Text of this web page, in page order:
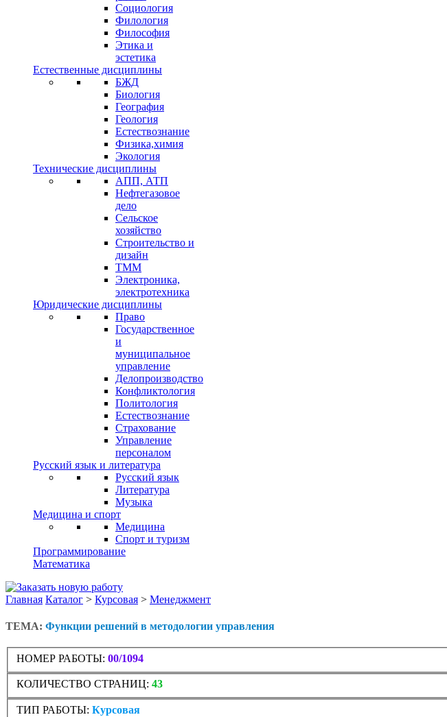
Социология
Филология
Философия
Этика и
эстетика
Естественные дисциплины
БЖД
Биология
География
Геология
Естествознание
Физика,химия
Экология
Технические дисциплины
АПП, АТП
Нефтегазовое
дело
Сельское
хозяйство
Строительство и
дизайн
ТММ
Электроника,
электротехника
Юридические дисциплины
Право
Государственное
и
муниципальное
управление
Делопроизводство
Конфликтология
Политология
Естествознание
Страхование
Управление
персоналом
Русский язык и литература
Русский язык
Литература
Музыка
Медицина и спорт
Медицина
Спорт и туризм
Программирование
Математика
Главная Каталог > Курсовая > Менеджмент
ТЕМА: Функции решений в методологии управления
НОМЕР РАБОТЫ: 00/1094
КОЛИЧЕСТВО СТРАНИЦ: 43
ТИП РАБОТЫ: Курсовая